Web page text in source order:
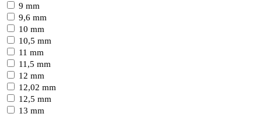
9 mm
9,6 mm
10 mm
10,5 mm
11 mm
11,5 mm
12 mm
12,02 mm
12,5 mm
13 mm